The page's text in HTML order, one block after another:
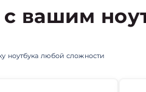
с вашим
ноутбука любой сложности